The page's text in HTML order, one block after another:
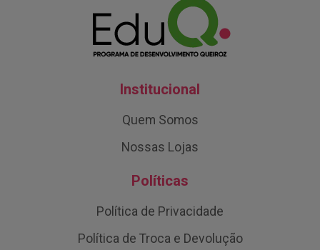
Institucional
Quem Somos
Nossas Lojas
Políticas
Política de Privacidade
Política de Troca e Devolução